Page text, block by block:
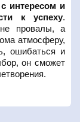
интересом и
к успеху.
провалы, а
атмосферу,
ошибаться и
он сможет